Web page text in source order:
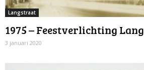
Langstraat
1975 – Feestverlichting
3 januari 2020